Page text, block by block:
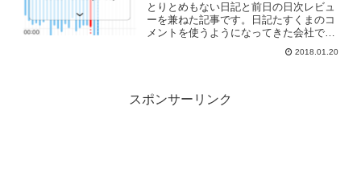
とりとめもない日記と前日の日次レビュ
ーを兼ねた記事です。日記たすくまのコ
メントを使うようになってきた会社では
TackChute、会社外ではTaskuma（たす
くま）を使用しております。ともにタス
2018.01.20
スポンサーリンク